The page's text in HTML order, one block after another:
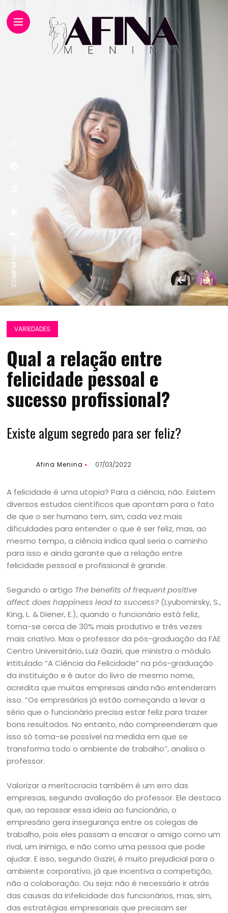
COMPARTILHE:
VARIEDADES
Qual a relação entre
felicidade pessoal e
sucesso profissional?
Existe algum segredo para ser feliz?
Afina Menina 07/03/2022
A felicidade é uma utopia? Para a ciência, não. Existem
diversos estudos científicos que apontam para o fato
de que o ser humano tem, sim, cada vez mais
dificuldades para entender o que é ser feliz, mas, ao
mesmo tempo, a ciência indica qual seria o caminho
para isso e ainda garante que a relação entre
felicidade pessoal e profissional é grande.
Segundo o artigo The benefits of frequent positive
affect: does happiness lead to success? (Lyubomirsky, S.,
King, L. & Diener, E.), quando o funcionário está feliz,
torna-se cerca de 30% mais produtivo e três vezes
mais criativo. Mas o professor da pós-graduação da FAE
Centro Universitário, Luiz Gaziri, que ministra o módulo
intitulado “A Ciência da Felicidade” na pós-graduação
da instituição e é autor do livro de mesmo nome,
acredita que muitas empresas ainda não entenderam
isso. “Os empresários já estão começando a levar a
sério que o funcionário precisa estar feliz para trazer
bons resultados. No entanto, não compreenderam que
isso só torna-se possível na medida em que se
transforma todo o ambiente de trabalho”, analisa o
professor.
Valorizar a meritocracia também é um erro das
empresas, segundo avaliação do professor. Ele destaca
que, ao repassar essa ideia ao funcionário, o
empresário gera insegurança entre os colegas de
trabalho, pois eles passam a encarar o amigo como um
rival, um inimigo, e não como uma pessoa que pode
ajudar. E isso, segundo Gaziri, é muito prejudicial para o
ambiente corporativo, já que incentiva a competição,
não a colaboração. Ou seja: não é necessário ir atrás
das causas da infelicidade dos funcionários, mas, sim,
das estratégias empresariais que precisam ser